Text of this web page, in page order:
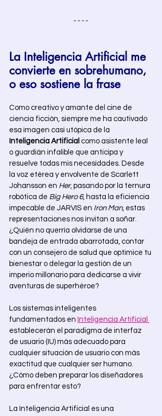
La Inteligencia Artificial me
convierte en sobrehumano,
o eso sostiene la frase
Como creativo y amante del cine de
ciencia ficción, siempre me ha cautivado
esa imagen casi utópica de la
Inteligencia Artificial como asistente leal
o guardián infalible que anticipa y
resuelve todas mis necesidades. Desde
la voz etérea y envolvente de Scarlett
Johansson en Her, pasando por la ternura
robótica de Big Hero 6, hasta la eficiencia
impecable de JARVIS en Iron Man, estas
representaciones nos invitan a soñar.
¿Quién no querría olvidarse de una
bandeja de entrada abarrotada, contar
con un consejero de salud que optimice tu
bienestar o delegar la gestión de un
imperio millonario para dedicarse a vivir
aventuras de superhéroe?
Los sistemas inteligentes
fundamentados en Inteligencia Artificial
establecerán el paradigma de interfaz
de usuario (IU) más adecuado para
cualquier situación de usuario con más
exactitud que cualquier ser humano.
¿Cómo deben preparar los diseñadores
para enfrentar esto?
La Inteligencia Artificial es una